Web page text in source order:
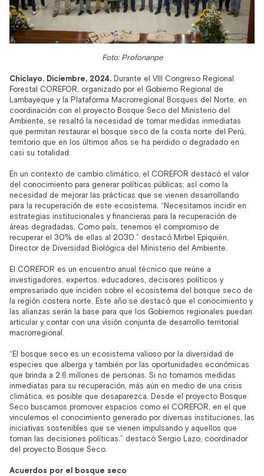
Foto: Profonanpe
Chiclayo. Diciembre, 2024. Durante el VIII Congreso Regional
Forestal COREFOR, organizado por el Gobierno Regional de
Lambayeque y la Plataforma Macrorregional Bosques del Norte, en
coordinación con el proyecto Bosque Seco del Ministerio del
Ambiente, se resaltó la necesidad de tomar medidas inmediatas
que permitan restaurar el bosque seco de la costa norte del Perú,
territorio que en los últimos años se ha perdido o degradado en
casi su totalidad.
En un contexto de cambio climático, el COREFOR destacó el valor
del conocimiento para generar políticas públicas; así como la
necesidad de mejorar las prácticas que se vienen desarrollando
para la recuperación de este ecosistema. “Necesitamos incidir en
estrategias institucionales y financieras para la recuperación de
áreas degradadas. Como país, tenemos el compromiso de
recuperar el 30% de ellas al 2030.” destacó Mirbel Epiquién,
Director de Diversidad Biológica del Ministerio del Ambiente.
El COREFOR es un encuentro anual técnico que reúne a
investigadores, expertos, educadores, decisores políticos y
empresariado que inciden sobre el ecosistema del bosque seco de
la región costera norte. Este año se destacó que el conocimiento y
las alianzas serán la base para que los Gobiernos regionales puedan
articular y contar con una visión conjunta de desarrollo territorial
macrorregional.
“El bosque seco es un ecosistema valioso por la diversidad de
especies que alberga y también por las oportunidades económicas
que brinda a 2.6 millones de personas. Si no tomamos medidas
inmediatas para su recuperación, más aún en medio de una crisis
climática, es posible que desaparezca. Desde el proyecto Bosque
Seco buscamos promover espacios como el COREFOR, en el que
vinculemos el conocimiento generado por diversas instituciones, las
iniciativas sostenibles que se vienen impulsando y aquellos que
toman las decisiones políticas.” destacó Sergio Lazo, coordinador
del proyecto Bosque Seco.
Acuerdos por el bosque seco